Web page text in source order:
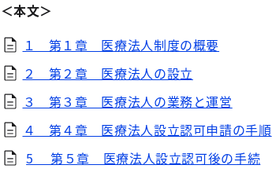
＜本文＞
１ 第１章 医療法人制度の概要
２ 第２章 医療法人の設立
３ 第３章 医療法人の業務と運営
４ 第４章 医療法人設立認可申請の手順
5 第５章 医療法人設立認可後の手続